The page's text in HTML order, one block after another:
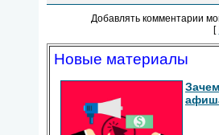
Добавлять комментарии
[
Новые материалы